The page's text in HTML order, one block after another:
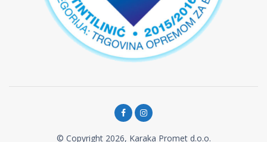
© Copyright 2026, Karaka Promet d.o.o.